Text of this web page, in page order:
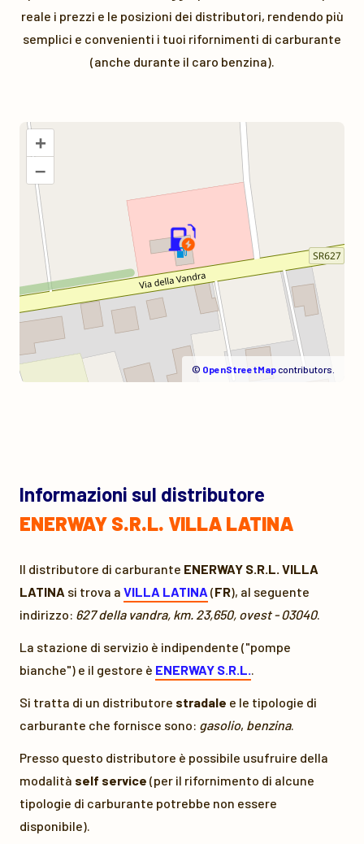
reale i prezzi e le posizioni dei distributori, rendendo più
semplici e convenienti i tuoi rifornimenti di carburante
(anche durante il caro benzina).
+
–
© OpenStreetMapcontributors.
Informazioni sul distributore
ENERWAY S.R.L. VILLA LATINA
Il distributore di carburante ENERWAY S.R.L. VILLA
LATINA si trova a VILLA LATINA (FR), al seguente
indirizzo: 627 della vandra, km. 23,650, ovest - 03040.
La stazione di servizio è indipendente ("pompe
bianche") e il gestore è ENERWAY S.R.L..
Si tratta di un distributore stradale e le tipologie di
carburante che fornisce sono: gasolio, benzina.
Presso questo distributore è possibile usufruire della
modalità self service (per il rifornimento di alcune
tipologie di carburante potrebbe non essere
disponibile).